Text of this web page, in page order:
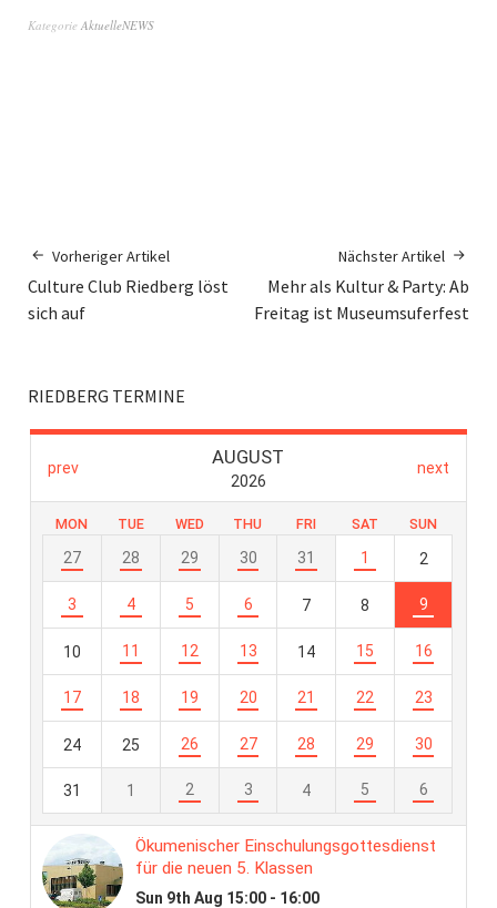
Kategorie AktuelleNEWS
Vorheriger Artikel
Culture Club Riedberg löst
sich auf
Nächster Artikel
Mehr als Kultur & Party: Ab
Freitag ist Museumsuferfest
RIEDBERG TERMINE